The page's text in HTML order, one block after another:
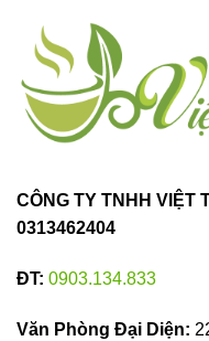
CÔNG TY TNHH VIỆT
0313462404
ĐT: 0903.134.833
Văn Phòng Đại Diện: